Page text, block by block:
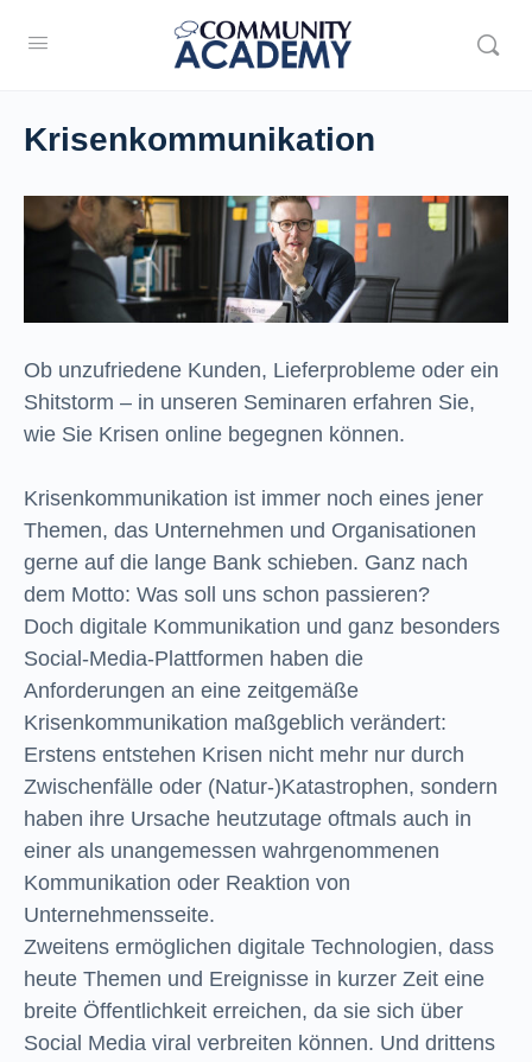
Krisenkommunikation
Ob unzufriedene Kunden, Lieferprobleme oder ein
Shitstorm – in unseren Seminaren erfahren Sie,
wie Sie Krisen online begegnen können.
Krisenkommunikation ist immer noch eines jener
Themen, das Unternehmen und Organisationen
gerne auf die lange Bank schieben. Ganz nach
dem Motto: Was soll uns schon passieren?
Doch digitale Kommunikation und ganz besonders
Social-Media-Plattformen haben die
Anforderungen an eine zeitgemäße
Krisenkommunikation maßgeblich verändert:
Erstens entstehen Krisen nicht mehr nur durch
Zwischenfälle oder (Natur-)Katastrophen, sondern
haben ihre Ursache heutzutage oftmals auch in
einer als unangemessen wahrgenommenen
Kommunikation oder Reaktion von
Unternehmensseite.
Zweitens ermöglichen digitale Technologien, dass
heute Themen und Ereignisse in kurzer Zeit eine
breite Öffentlichkeit erreichen, da sie sich über
Social Media viral verbreiten können. Und drittens